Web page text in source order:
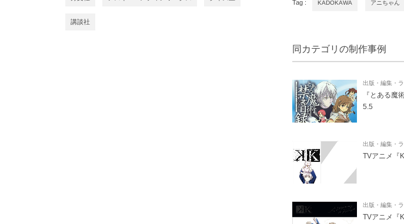
Tag : KADOKAWA アニちゃん
同カテゴリの制作事例
出版・編集・
『とある魔
5.5
出版・編集・
TVアニメ『
出版・編集・
TVアニメ『
講談社